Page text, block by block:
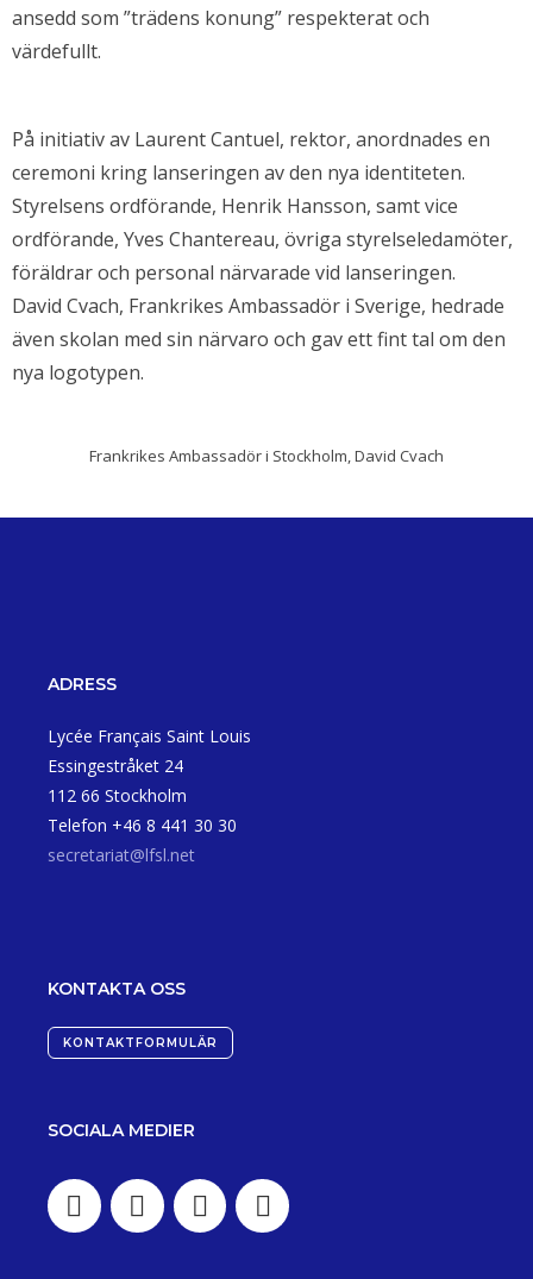
ansedd som ”trädens konung” respekterat och
värdefullt.
På initiativ av Laurent Cantuel, rektor, anordnades en
ceremoni kring lanseringen av den nya identiteten.
Styrelsens ordförande, Henrik Hansson, samt vice
ordförande, Yves Chantereau, övriga styrelseledamöter,
föräldrar och personal närvarade vid lanseringen.
David Cvach, Frankrikes Ambassadör i Sverige, hedrade
även skolan med sin närvaro och gav ett fint tal om den
nya logotypen.
Frankrikes Ambassadör i Stockholm, David Cvach
ADRESS
Lycée Français Saint Louis
Essingestråket 24
112 66 Stockholm
Telefon +46 8 441 30 30
secretariat@lfsl.net
KONTAKTA OSS
KONTAKTFORMULÄR
SOCIALA MEDIER